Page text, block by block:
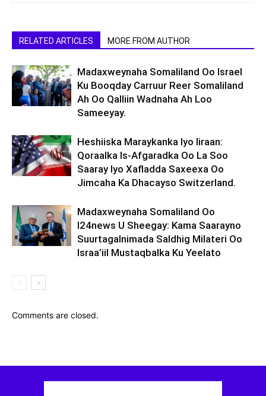
RELATED ARTICLES MORE FROM AUTHOR
Madaxweynaha Somaliland Oo Israel
Ku Booqday Carruur Reer Somaliland
Ah Oo Qalliin Wadnaha Ah Loo
Sameeyay.
Heshiiska Maraykanka Iyo Iiraan:
Qoraalka Is-Afgaradka Oo La Soo
Saaray Iyo Xafladda Saxeexa Oo
Jimcaha Ka Dhacayso Switzerland.
Madaxweynaha Somaliland Oo
I24news U Sheegay: Kama Saarayno
Suurtagalnimada Saldhig Milateri Oo
Israa’iil Mustaqbalka Ku Yeelato
Comments are closed.